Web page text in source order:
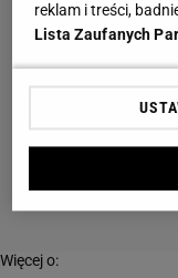
Więcej o:
reklam i treści,
Lista Zaufanych